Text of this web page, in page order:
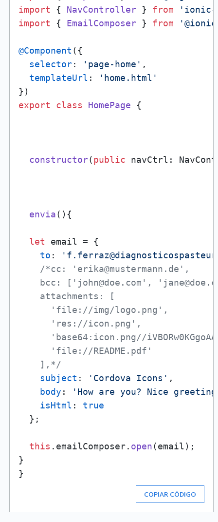
import { NavController } from
'ionic-
import { EmailComposer } from
@Component ({
selector: 'page-home' ,
templateUrl :
'home.html'
export
class HomePage {
constructor(public navCtrl:
envia( ){
let email = {
to :
/*cc: 'erika@mustermann.de',
bcc: ['john@doe.com',
    attachments: [
      'file://img/logo.png',
      'res://icon.png',
'base64:icon.png//
      'file://README.pdf'
    ],*/
subject : 'Cordova Icons' ,
body :
'How are you? Nice
isHtml : true
  };
this . emailComposer. open(email);
}
COPIAR CÓDIGO